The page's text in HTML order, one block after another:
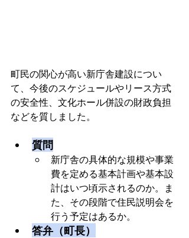
町民の関心が高い新庁舎建設につい
て、今後のスケジュールやリース方式
の安全性、文化ホール併設の財政負担
などを質しました。
質問
新庁舎の具体的な規模や事業
費を定める基本計画や基本設
計はいつ頃示されるのか。ま
た、その段階で住民説明会を
行う予定はあるか。
答弁（町長）